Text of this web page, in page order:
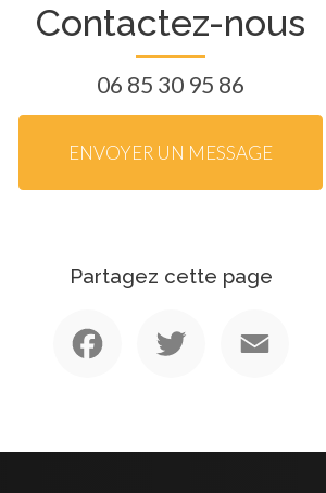
Contactez-nous
06 85 30 95 86
ENVOYER UN MESSAGE
Partagez cette page